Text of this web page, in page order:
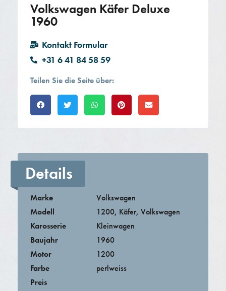
Volkswagen Käfer Deluxe
1960
Kontakt Formular
+31 6 41 84 58 59
Teilen Sie die Seite über:​
Details
Marke
Volkswagen
Modell
1200, Käfer,Volkswagen
Karosserie
Kleinwagen
Baujahr
1960
Motor
1200
Farbe
perlweiss
Preis